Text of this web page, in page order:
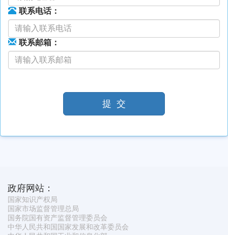
联系电话：
联系邮箱：
提 交
政府网站：
国家知识产权局
国家市场监督管理总局
国务院国有资产监督管理委员会
中华人民共和国国家发展和改革委员会